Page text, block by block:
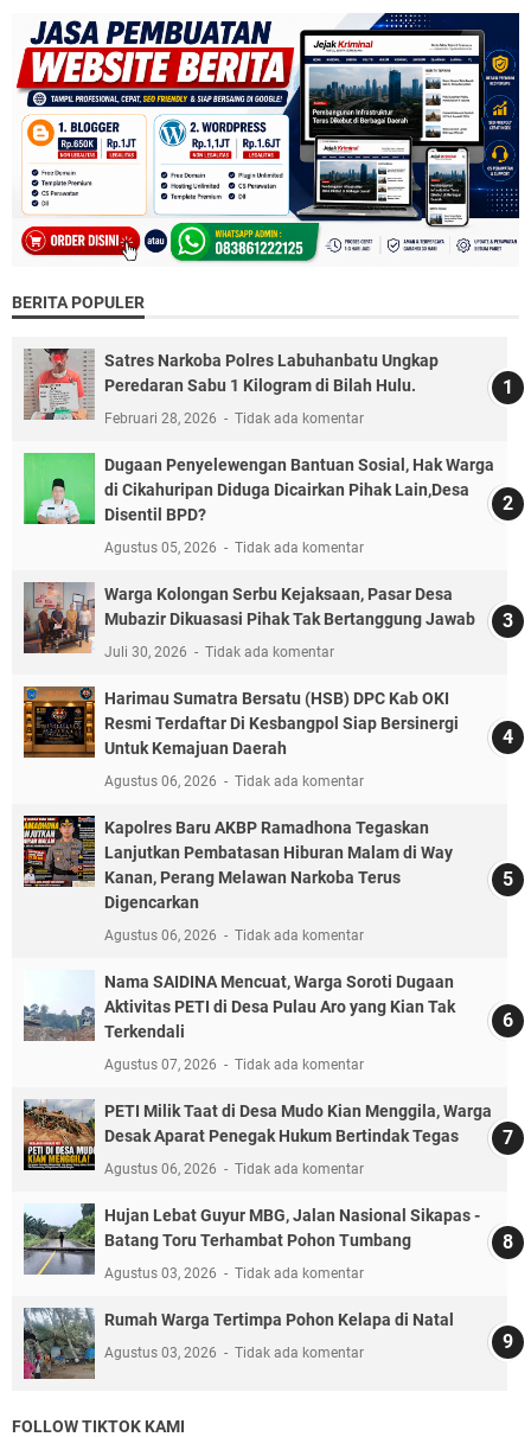
BERITA POPULER
Satres Narkoba Polres Labuhanbatu Ungkap
Peredaran Sabu 1 Kilogram di Bilah Hulu.
Februari 28, 2026 Tidak ada komentar
Dugaan Penyelewengan Bantuan Sosial, Hak Warga
di Cikahuripan Diduga Dicairkan Pihak Lain,Desa
Disentil BPD?
Agustus 05, 2026 Tidak ada komentar
Warga Kolongan Serbu Kejaksaan, Pasar Desa
Mubazir Dikuasasi Pihak Tak Bertanggung Jawab
Juli 30, 2026 Tidak ada komentar
Harimau Sumatra Bersatu (HSB) DPC Kab OKI
Resmi Terdaftar Di Kesbangpol Siap Bersinergi
Untuk Kemajuan Daerah
Agustus 06, 2026 Tidak ada komentar
Kapolres Baru AKBP Ramadhona Tegaskan
Lanjutkan Pembatasan Hiburan Malam di Way
Kanan, Perang Melawan Narkoba Terus
Digencarkan
Agustus 06, 2026 Tidak ada komentar
Nama SAIDINA Mencuat, Warga Soroti Dugaan
Aktivitas PETI di Desa Pulau Aro yang Kian Tak
Terkendali
Agustus 07, 2026 Tidak ada komentar
PETI Milik Taat di Desa Mudo Kian Menggila, Warga
Desak Aparat Penegak Hukum Bertindak Tegas
Agustus 06, 2026 Tidak ada komentar
Hujan Lebat Guyur MBG, Jalan Nasional Sikapas -
Batang Toru Terhambat Pohon Tumbang
Agustus 03, 2026 Tidak ada komentar
Rumah Warga Tertimpa Pohon Kelapa di Natal
Agustus 03, 2026 Tidak ada komentar
FOLLOW TIKTOK KAMI